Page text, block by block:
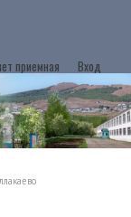
приемная Вход